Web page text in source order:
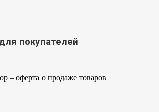
покупателей
– оферта о продаже товаров